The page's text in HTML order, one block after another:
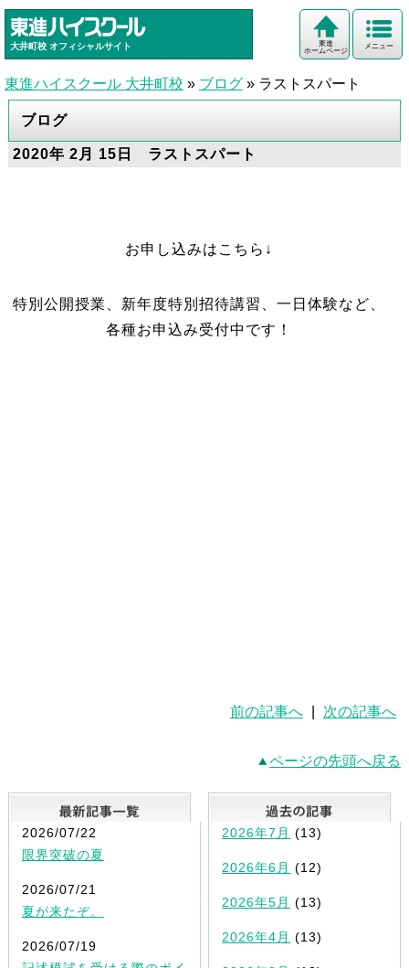
大井町校 オフィシャルサイト メニュー
東進
ホームページ
東進ハイスクール 大井町校 » ブログ » ラストスパート
ブログ
2020年 2月 15日 ラストスパート
お申し込みはこちら↓
特別公開授業、新年度特別招待講習、一日体験など、
各種お申込み受付中です！
前の記事へ 次の記事へ
ページの先頭へ戻る
最新記事一覧
2026/07/22
限界突破の夏
2026/07/21
夏が来たぞ。
2026/07/19
2026年7月 (13)
2026年6月 (12)
2026年5月 (13)
2026年4月 (13)